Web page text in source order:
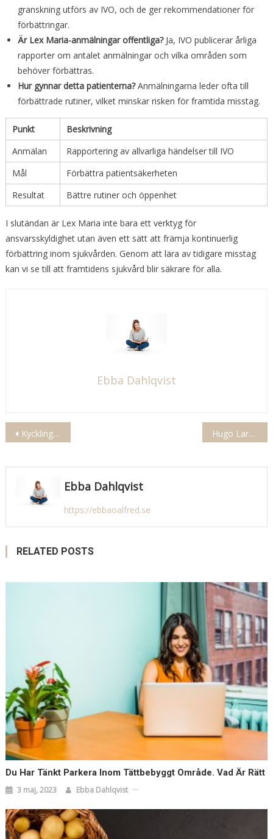
granskning utförs av IVO, och de ger rekommendationer för
förbättringar.
Är Lex Maria-anmälningar offentliga?Ja, IVO publicerar årliga
rapporter om antalet anmälningar och vilka områden som
behöver förbättras.
Hur gynnar detta patienterna?Anmälningarna leder ofta till
förbättrade rutiner, vilket minskar risken för framtida misstag.
Punkt
Beskrivning
Anmälan
Rapportering av allvarliga händelser till IVO
Mål
Förbättra patientsäkerheten
Resultat
Bättre rutiner och öppenhet
I slutändan är Lex Maria inte bara ett verktyg för
ansvarsskyldighet utan även ett sätt att främja kontinuerlig
förbättring inom sjukvården. Genom att lära av tidigare misstag
kan vi se till att framtidens sjukvård blir säkrare för alla.
Ebba Dahlqvist
Inläggsnavigering
Kyckling Protein Per 100g Hugo Larsson Pappa Nyheter
Ebba Dahlqvist
https://ebbaoalfred.se
RELATED POSTS
Du Har Tänkt Parkera Inom Tättbebyggt Område. Vad Är Rätt
3 maj, 2023 Ebba Dahlqvist